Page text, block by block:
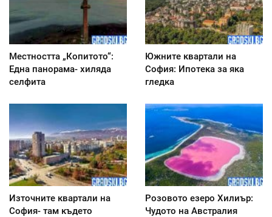
Местността „Копитото“:
Една панорама- хиляда
селфита
Южните квартали на
София: Ипотека за яка
гледка
Източните квартали на
София- там където
Розовото езеро Хилиър:
Чудото на Австралия